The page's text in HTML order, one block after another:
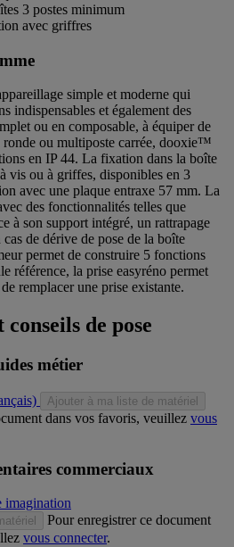
3 postes minimum
avec griffres
simple et moderne qui
indispensables et également des
ou en composable, à équiper de
ronde ou multiposte carrée, dooxie™
en IP 44. La fixation dans la boîte
vis ou à griffes, disponibles en 3
avec une plaque entraxe 57 mm. La
des fonctionnalités telles que
à son support intégré, un rattrapage
de dérive de pose de la boîte
permet de construire 5 fonctions
référence, la prise easyréno permet
remplacer une prise existante.
de pose
métier
Ajouter à ma liste de matériel
dans vos favoris, veuillez vous
commerciaux
imagination
Pour enregistrer ce document
vous connecter.